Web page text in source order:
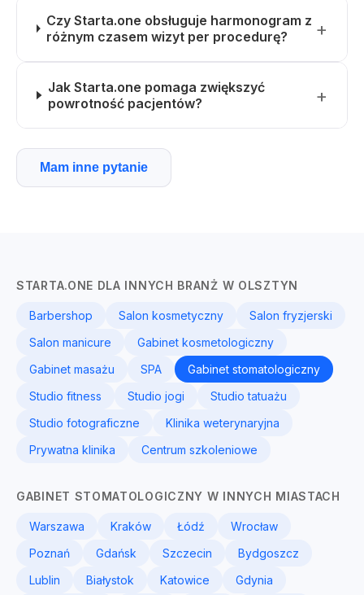
Czy Starta.one obsługuje harmonogram z
różnym czasem wizyt per procedurę?
Jak Starta.one pomaga zwiększyć
powrotność pacjentów?
Mam inne pytanie
STARTA.ONE DLA INNYCH BRANŻ W OLSZTYN
Barbershop Salon kosmetyczny
Salon fryzjerski
Salon manicure
Gabinet kosmetologiczny
Gabinet masażu
SPA
Gabinet stomatologiczny
Studio fitness
Studio jogi
Studio tatuażu
Studio fotograficzne
Klinika weterynaryjna
Prywatna klinika
Centrum szkoleniowe
GABINET STOMATOLOGICZNY W INNYCH MIASTACH
Warszawa Kraków Łódź
Wrocław
Poznań
Gdańsk Szczecin
Bydgoszcz
Lublin
Białystok Katowice Gdynia